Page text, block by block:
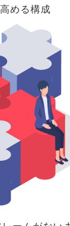
める構成